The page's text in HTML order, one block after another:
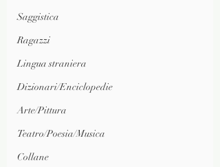
Saggistica
Ragazzi
Lingua straniera
Dizionari/Enciclopedie
Arte/Pittura
Teatro/Poesia/Musica
Collane